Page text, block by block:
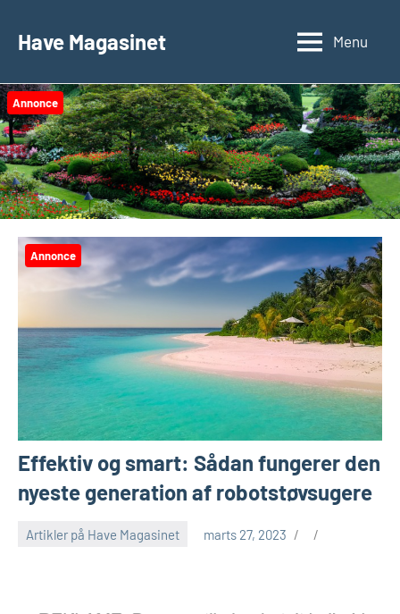
Have Magasinet Menu
Annonce
Annonce
Effektiv og smart: Sådan fungerer den
nyeste generation af robotstøvsugere
Artikler på Have Magasinet marts 27, 2023